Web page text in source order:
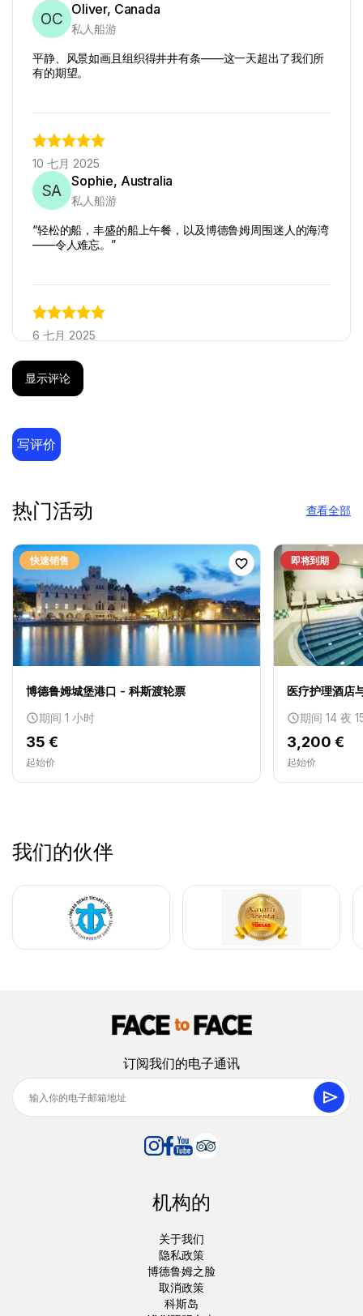
OC
Oliver, Canada
私人船游
平静、风景如画且组织得井井有条——这一天超出了我们所
有的期望。
10 七月 2025
SA
Sophie, Australia
私人船游
“轻松的船，丰盛的船上午餐，以及博德鲁姆周围迷人的海湾
——令人难忘。”
6 七月 2025
DU
私人船游
LU
Lily, UK
在水晶般清澈的水域中漂浮，在船上享用午餐让这一天变得
完美。
18 八月 2025
KK
Katerina K.
私人船游
是毫不犹豫地回答。
MJ
Mike J.
这对我们来说是一次如此不同和特别的经历。我们甚至开始
考虑明年租一艘游艇整整一周。
我们想以两个家庭的身份度过一天，不希望太奢华，一切正
Ольга и Алексей
快乐的划船夜晚⭐⭐⭐⭐⭐“船很大，但我们在一天结束时只想
和小公司一起玩耍——仅仅5个人。切托是个非常棒的家
伙，和他在一起很轻松愉快。度过了美好的时光！”
显示评论
写评价
热门活动 查看全部
快速销售
博德鲁姆城堡港口 - 科斯渡轮票
期间 1 小时
35 €
起始价
即将到期
医疗护理酒店
期间 14 夜
3,200 €
起始价
我们的伙伴
订阅我们的电子通讯
机构的
关于我们
隐私政策
博德鲁姆之脸
取消政策
科斯岛